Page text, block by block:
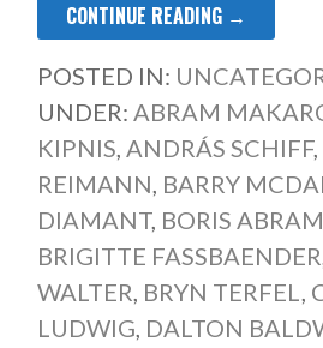
CONTINUE READING →
POSTED IN:
UNDER: ABRAM
KIPNIS, ANDRÁS SCHIFF,
REIMANN, BARRY
DIAMANT, BORIS
BRIGITTE FASSBAENDER
WALTER, BRYN TERFEL,
LUDWIG, DALTON